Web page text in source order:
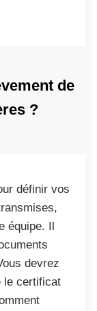
de
?
définir vos
équipe. Il
devrez
le certificat